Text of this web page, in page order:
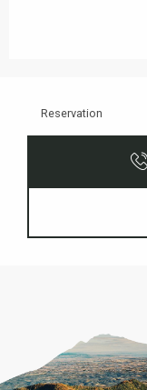
Reservation